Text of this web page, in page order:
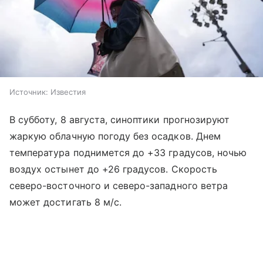
Источник: Известия
В субботу, 8 августа, синоптики прогнозируют
жаркую облачную погоду без осадков. Днем
температура поднимется до +33 градусов, ночью
воздух остынет до +26 градусов. Скорость
северо-восточного и северо-западного ветра
может достигать 8 м/с.